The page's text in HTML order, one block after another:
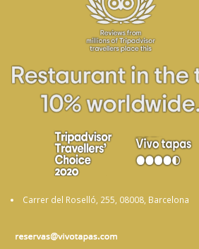
Carrer del Roselló, 255, 08008, Barcelona